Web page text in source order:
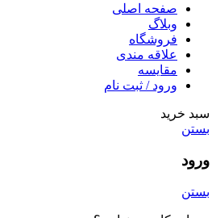
صفحه اصلی
وبلاگ
فروشگاه
علاقه مندی
مقايسه
ورود / ثبت نام
سبد خرید
بستن
ورود
بستن